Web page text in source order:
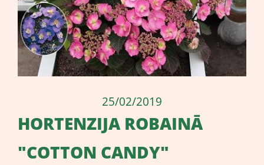
25/02/2019
HORTENZIJA ROBAINĀ
"COTTON CANDY"